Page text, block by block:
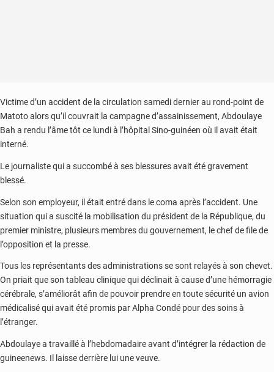
Victime d’un accident de la circulation samedi dernier au rond-point de
Matoto alors qu’il couvrait la campagne d’assainissement, Abdoulaye
Bah a rendu l’âme tôt ce lundi à l’hôpital Sino-guinéen où il avait était
interné.
Le journaliste qui a succombé à ses blessures avait été gravement
blessé.
Selon son employeur, il était entré dans le coma après l’accident. Une
situation qui a suscité la mobilisation du président de la République, du
premier ministre, plusieurs membres du gouvernement, le chef de file de
l’opposition et la presse.
Tous les représentants des administrations se sont relayés à son chevet.
On priait que son tableau clinique qui déclinait à cause d’une hémorragie
cérébrale, s’améliorât afin de pouvoir prendre en toute sécurité un avion
médicalisé qui avait été promis par Alpha Condé pour des soins à
l’étranger.
Abdoulaye a travaillé à l’hebdomadaire avant d’intégrer la rédaction de
guineenews. Il laisse derrière lui une veuve.